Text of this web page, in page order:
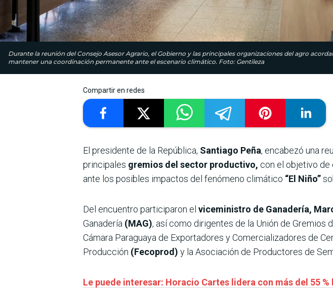
Durante la reunión del Consejo Asesor Agrario, el Gobierno y las principales organizaciones del agro
mantener una coordinación permanente ante el escenario climático. Foto: Gentileza
Compartir en redes
El presidente de la República, Santiago Peña, encabezó una
principales gremios del sector productivo, con el objetivo de
ante los posibles impactos del fenómeno climático “El Niño”
Del encuentro participaron el viceministro de Ganadería,
Ganadería (MAG), así como dirigentes de la Unión de Gremios
Cámara Paraguaya de Exportadores y Comercializadores de
Producción (Fecoprod) y la Asociación de Productores de
Le puede interesar: Horacio Cartes lidera con más del 55